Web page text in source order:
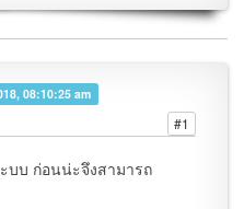
08:10:25 am
#1
บบ ก่อนน่ะจึงสามารถ